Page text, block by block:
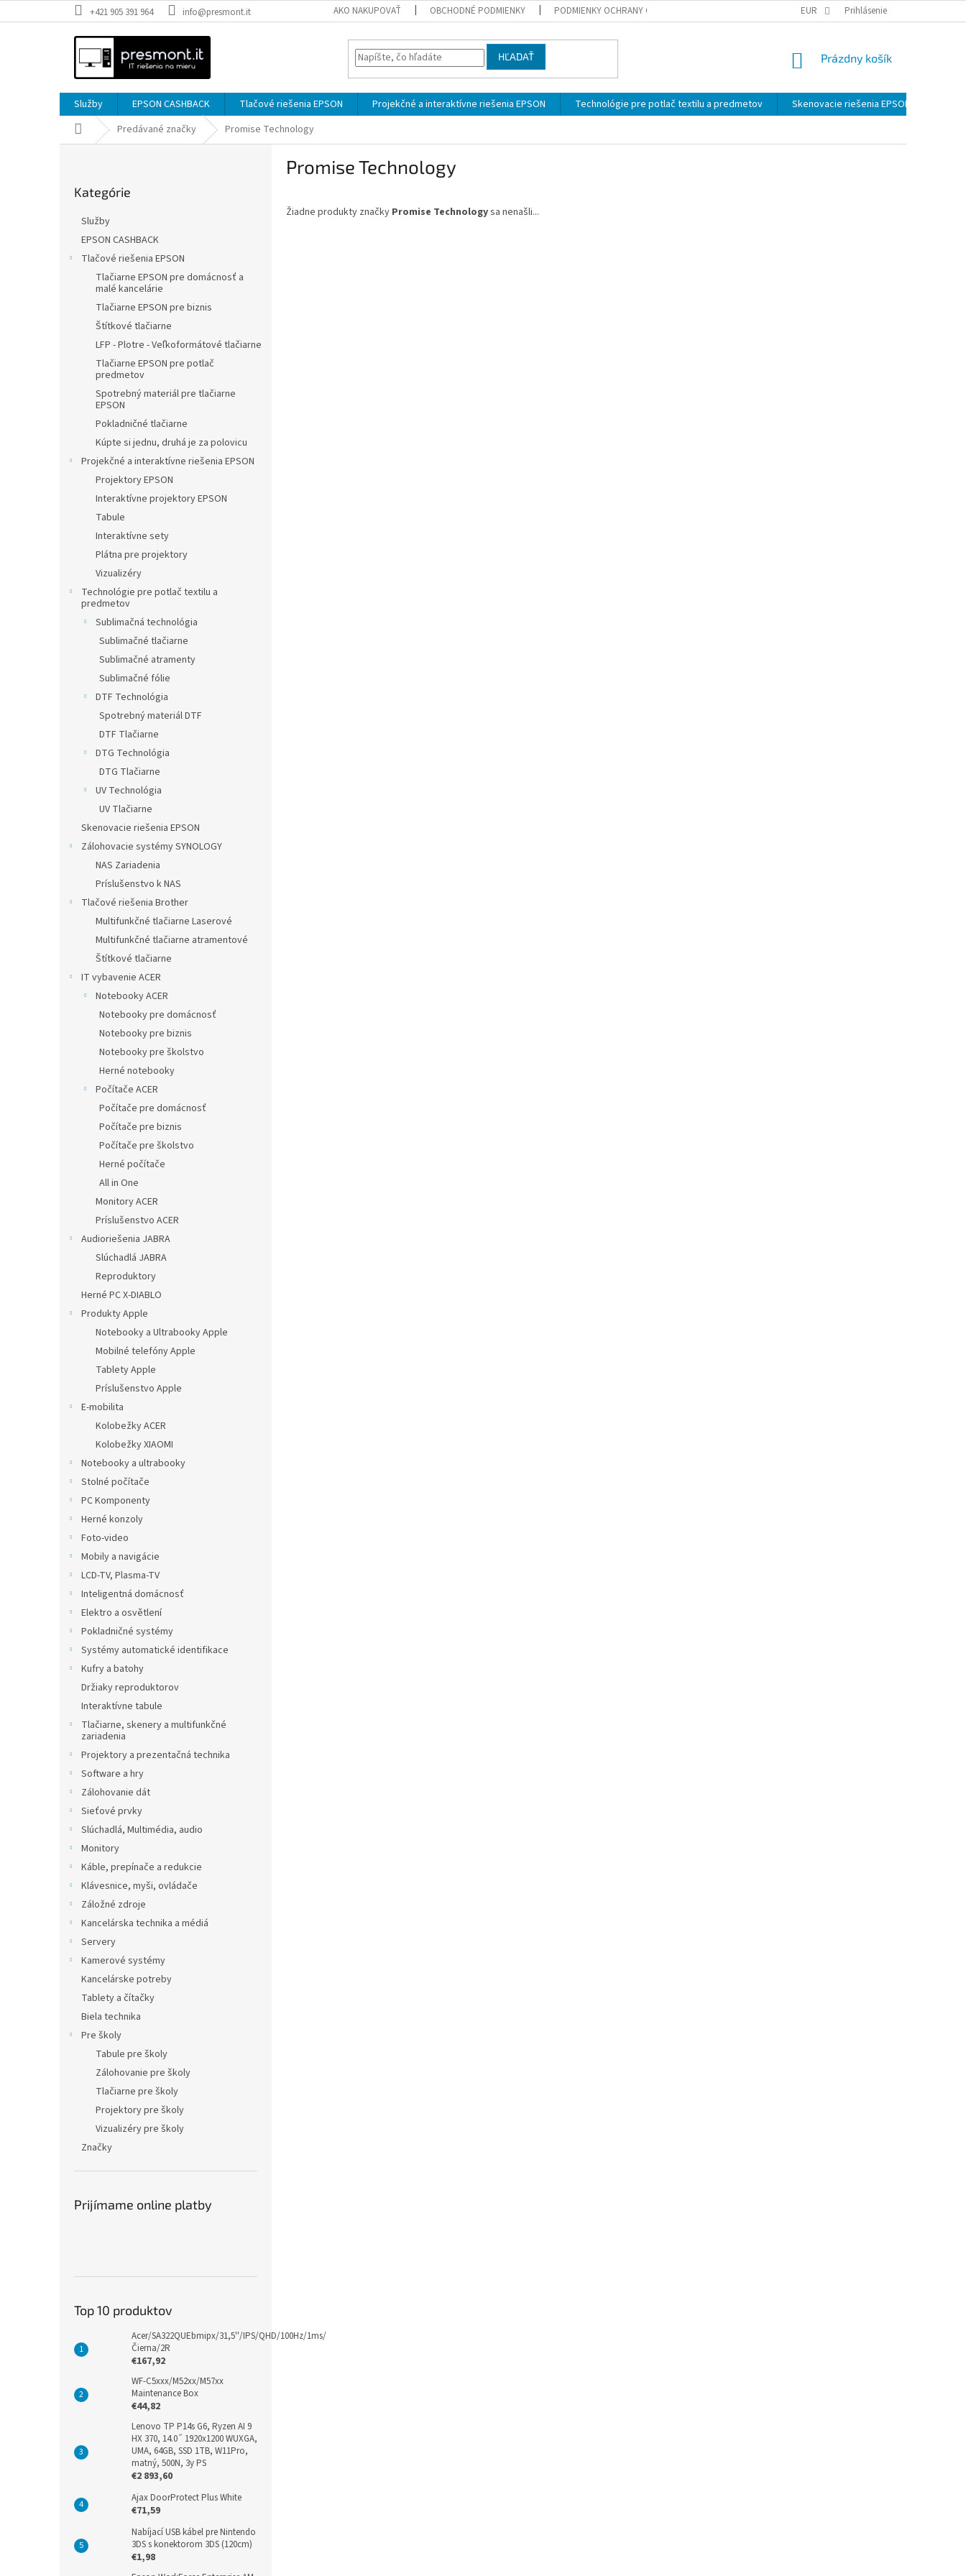
na
+421 905 391 964 info@presmont.it AKO NAKUPOVAŤ OBCHODNÉ PODMIENKY PODMIENKY OCHRANY OSOBNÝCH ÚDAJOV EUR Prihlásenie
HĽADAŤ
NÁKUPNÝ
Prázdny košík
Služby EPSON CASHBACK Tlačové riešenia EPSON Projekčné a interaktívne riešenia EPSON Technológie pre potlač textilu a predmetov Skenovacie riešenia EPSON
DomovPredávané značky Promise Technology
kategórie
Kategórie
Služby
EPSON CASHBACK
Tlačové riešenia EPSON
Tlačiarne EPSON pre domácnosť a
malé kancelárie
Tlačiarne EPSON pre biznis
Štítkové tlačiarne
LFP - Plotre - Veľkoformátové tlačiarne
Tlačiarne EPSON pre potlač
predmetov
Spotrebný materiál pre tlačiarne
EPSON
Pokladničné tlačiarne
Kúpte si jednu, druhá je za polovicu
Projekčné a interaktívne riešenia EPSON
Projektory EPSON
Interaktívne projektory EPSON
Tabule
Interaktívne sety
Plátna pre projektory
Vizualizéry
Technológie pre potlač textilu a
predmetov
Sublimačná technológia
Sublimačné tlačiarne
Sublimačné atramenty
Sublimačné fólie
DTF Technológia
Spotrebný materiál DTF
DTF Tlačiarne
DTG Technológia
DTG Tlačiarne
UV Technológia
UV Tlačiarne
Skenovacie riešenia EPSON
Zálohovacie systémy SYNOLOGY
NAS Zariadenia
Príslušenstvo k NAS
Tlačové riešenia Brother
Multifunkčné tlačiarne Laserové
Multifunkčné tlačiarne atramentové
Štítkové tlačiarne
IT vybavenie ACER
Notebooky ACER
Notebooky pre domácnosť
Notebooky pre biznis
Notebooky pre školstvo
Herné notebooky
Počítače ACER
Počítače pre domácnosť
Počítače pre biznis
Počítače pre školstvo
Herné počítače
All in One
Monitory ACER
Príslušenstvo ACER
Audioriešenia JABRA
Slúchadlá JABRA
Reproduktory
Herné PC X-DIABLO
Produkty Apple
Notebooky a Ultrabooky Apple
Mobilné telefóny Apple
Tablety Apple
Príslušenstvo Apple
E-mobilita
Kolobežky ACER
Kolobežky XIAOMI
Notebooky a ultrabooky
Stolné počítače
PC Komponenty
Herné konzoly
Foto-video
Mobily a navigácie
LCD-TV, Plasma-TV
Inteligentná domácnosť
Elektro a osvětlení
Pokladničné systémy
Systémy automatické identifikace
Kufry a batohy
Držiaky reproduktorov
Interaktívne tabule
Tlačiarne, skenery a multifunkčné
zariadenia
Projektory a prezentačná technika
Software a hry
Zálohovanie dát
Sieťové prvky
Slúchadlá, Multimédia, audio
Monitory
Káble, prepínače a redukcie
Klávesnice, myši, ovládače
Záložné zdroje
Kancelárska technika a médiá
Servery
Kamerové systémy
Kancelárske potreby
Tablety a čítačky
Biela technika
Pre školy
Tabule pre školy
Zálohovanie pre školy
Tlačiarne pre školy
Projektory pre školy
Vizualizéry pre školy
Značky
Prijímame online platby
Top 10 produktov
Acer/SA322QUEbmipx/31,5''/IPS/QHD/100Hz/1ms/
Čierna/2R
€167,92
WF-C5xxx/M52xx/M57xx
Maintenance Box
€44,82
Lenovo TP P14s G6, Ryzen AI 9
HX 370, 14.0˝ 1920x1200 WUXGA,
UMA, 64GB, SSD 1TB, W11Pro,
matný, 500N, 3y PS
€2 893,60
Ajax DoorProtect Plus White
€71,59
Nabíjací USB kábel pre Nintendo
3DS s konektorom 3DS (120cm)
€1,98
Promise Technology
Žiadne produkty značky Promise Technologysa nenašli...